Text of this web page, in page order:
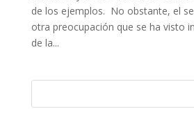
de los ejemplos. No obstante, el
otra preocupación que se ha visto
de la...